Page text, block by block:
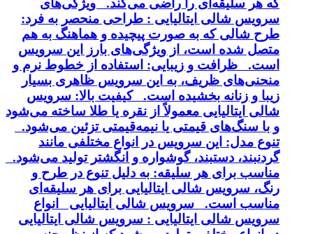
که هر سلیقه‌ای را راضی می‌کند. ویژگی‌های
سرویس شالی ایتالیایی : طراحی منحصر به فرد:
طرح شالی که به صورت پیچیده و هماهنگ به هم
متصل شده است، از ویژگی‌های بارز این سرویس
است. ظرافت و زیبایی: استفاده از خطوط نرم و
منحنی‌های ظریف، به این سرویس ظاهری بسیار
زیبا و زنانه بخشیده است. کیفیت بالا: سرویس
شالی ایتالیایی معمولاً از نقره یا طلا ساخته می‌شود
و با سنگ‌های قیمتی یا نیمه‌قیمتی تزئین می‌شود.
تنوع مدل: این سرویس در انواع مختلفی مانند
گردنبند، دستبند، گوشواره و انگشتر تولید می‌شود.
مناسب برای هر سلیقه: به دلیل تنوع در طرح و
رنگ، سرویس شالی ایتالیایی برای هر سلیقه‌ای
مناسب است. سرویس شالی ایتالیایی انواع
سرویس شالی ایتالیایی : سرویس شالی ایتالیایی